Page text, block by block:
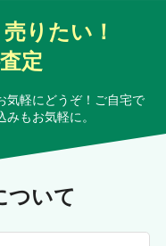
りたい！
定
気軽にどうぞ！ご自宅で
もお気軽に。
ついて